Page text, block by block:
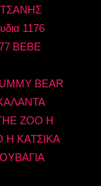
1176
BEBE
BEAR
ZOO Η
Η ΚΑΤΣΙΚΑ